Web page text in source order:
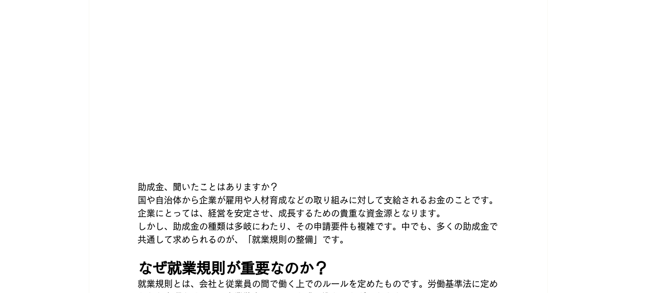
助成金、聞いたことはありますか？
国や自治体から企業が雇用や人材育成などの取り組みに対して支給されるお金のことです。
企業にとっては、経営を安定させ、成長するための貴重な資金源となります。
しかし、助成金の種類は多岐にわたり、その申請要件も複雑です。中でも、多くの助成金で
共通して求められるのが、「就業規則の整備」です。
なぜ就業規則が重要なのか？
就業規則とは、会社と従業員の間で働く上でのルールを定めたものです。労働基準法に定め